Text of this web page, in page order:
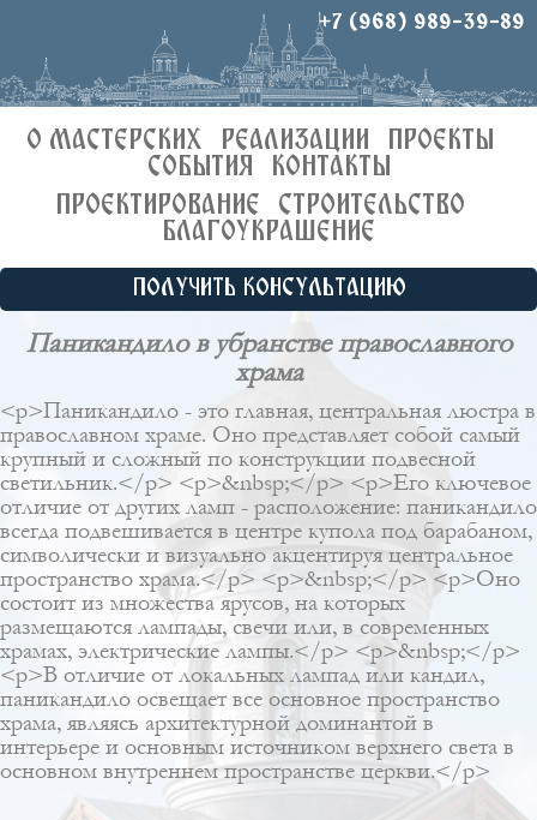
+7 (968) 989-39-89
О МАСТЕРСКИХ РЕАЛИЗАЦИИ
ПРОЕКТЫ
СОБЫТИЯ
КОНТАКТЫ
ПРОЕКТИРОВАНИЕ
СТРОИТЕЛЬСТВО
БЛАГОУКРАШЕНИЕ
ПОЛУЧИТЬ КОНСУЛЬТАЦИЮ
Паникандило в убранстве православного
храма
<p>Паникандило - это главная, центральная люстра в
православном храме. Оно представляет собой самый
крупный и сложный по конструкции подвесной
светильник.</p> <p>&nbsp;</p> <p>Его ключевое
отличие от других ламп - расположение: паникандило
всегда подвешивается в центре купола под барабаном,
символически и визуально акцентируя центральное
пространство храма.</p> <p>&nbsp;</p> <p>Оно
состоит из множества ярусов, на которых
размещаются лампады, свечи или, в современных
храмах, электрические лампы.</p> <p>&nbsp;</p>
<p>В отличие от локальных лампад или кандил,
паникандило освещает все основное пространство
храма, являясь архитектурной доминантой в
интерьере и основным источником верхнего света в
основном внутреннем пространстве церкви.</p>